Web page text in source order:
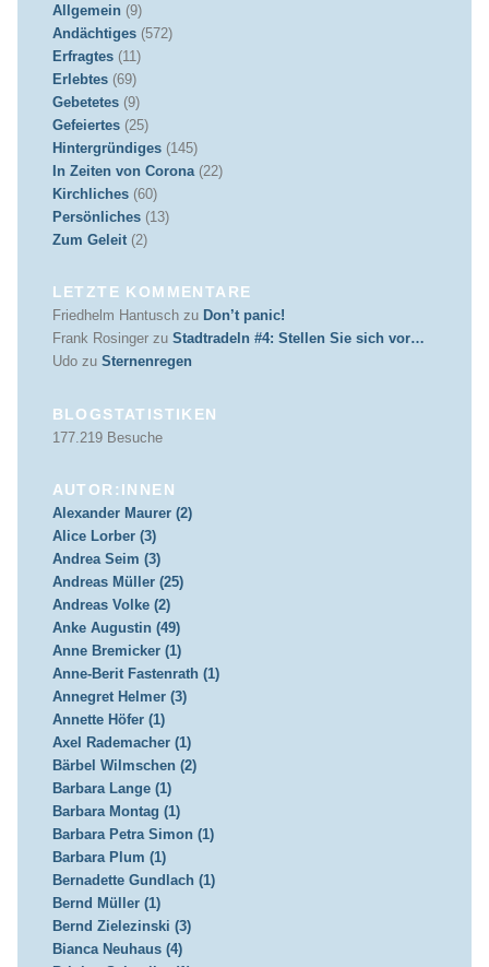
Allgemein (9)
Andächtiges(572)
Erfragtes(11)
Erlebtes(69)
Gebetetes(9)
Gefeiertes(25)
Hintergründiges(145)
In Zeiten von Corona(22)
Kirchliches(60)
Persönliches(13)
Zum Geleit(2)
LETZTE KOMMENTARE
Friedhelm Hantuschzu Don’t panic!
Frank Rosingerzu Stadtradeln #4: Stellen Sie sich vor…
Udozu Sternenregen
BLOGSTATISTIKEN
177.219 Besuche
AUTOR:INNEN
Alexander Maurer (2)
Alice Lorber (3)
Andrea Seim (3)
Andreas Müller (25)
Andreas Volke (2)
Anke Augustin (49)
Anne Bremicker (1)
Anne-Berit Fastenrath (1)
Annegret Helmer (3)
Annette Höfer (1)
Axel Rademacher (1)
Bärbel Wilmschen (2)
Barbara Lange (1)
Barbara Montag (1)
Barbara Petra Simon (1)
Barbara Plum (1)
Bernadette Gundlach (1)
Bernd Müller (1)
Bernd Zielezinski (3)
Bianca Neuhaus (4)